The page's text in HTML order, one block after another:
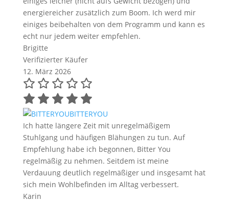
energiereicher zusätzlich zum Boom. Ich werd mir
einiges beibehalten von dem Programm und kann es
echt nur jedem weiter empfehlen.
Brigitte
Verifizierter Käufer
12. März 2026
BITTERYOU
Ich hatte längere Zeit mit unregelmäßigem
Stuhlgang und häufigen Blähungen zu tun. Auf
Empfehlung habe ich begonnen, Bitter You
regelmäßig zu nehmen. Seitdem ist meine
Verdauung deutlich regelmäßiger und insgesamt hat
sich mein Wohlbefinden im Alltag verbessert.
Karin